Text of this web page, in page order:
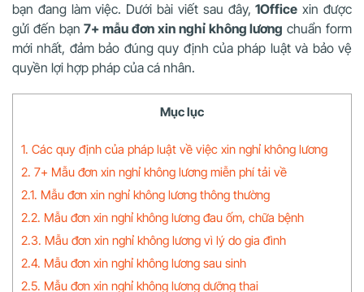
bạn đang làm việc. Dưới bài viết sau đây,1Office xin được
gửi đến bạn7+ mẫu đơn xin nghỉ không lương chuẩn form
mới nhất, đảm bảo đúng quy định của pháp luật và bảo vệ
quyền lợi hợp pháp của cá nhân.
Mục lục
1. Các quy định của pháp luật về việc xin nghỉ không lương
2. 7+ Mẫu đơn xin nghỉ không lương miễn phí tải về
2.1. Mẫu đơn xin nghỉ không lương thông thường
2.2. Mẫu đơn xin nghỉ không lương đau ốm, chữa bệnh
2.3. Mẫu đơn xin nghỉ không lương vì lý do gia đình
2.4. Mẫu đơn xin nghỉ không lương sau sinh
2.5. Mẫu đơn xin nghỉ không lương dưỡng thai